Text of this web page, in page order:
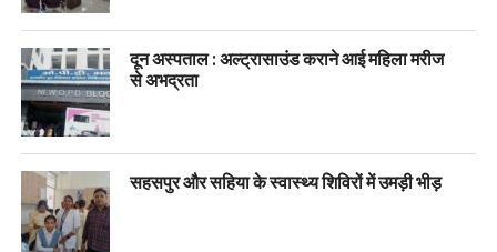
दून अस्पताल : अल्ट्रासाउंड कराने आई महिला मरीज
से अभद्रता
सहसपुर और सहिया के स्वास्थ्य शिविरों में उमड़ी भीड़